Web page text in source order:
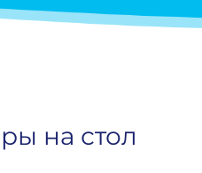
на стол